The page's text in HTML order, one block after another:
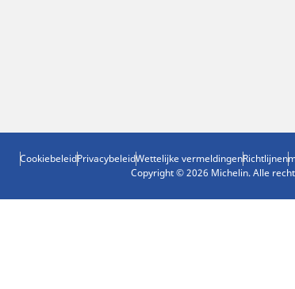
CookiebeleidPrivacybeleidWettelijke vermeldingenRichtlijnen
Copyright © 2026 Michelin. Alle